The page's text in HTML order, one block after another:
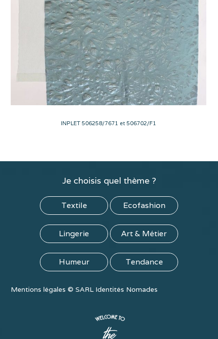
INPLET 506258/7671 et 506702/F1
Je choisis quel thème ?
Textile Ecofashion
Lingerie Art & Métier
Humeur Tendance
Mentions légales ©SARL Identités Nomades